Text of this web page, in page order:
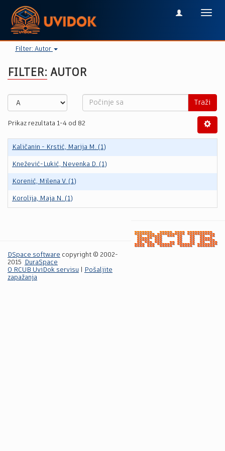
Filter: Autor
FILTER: AUTOR
Traži
Prikaz rezultata 1-4 od 82
Kaličanin - Krstić, Marija M. (1)
Knežević-Lukić, Nevenka D. (1)
Korenić, Milena V. (1)
Korolija, Maja N. (1)
DSpace software copyright © 2002-
2015
DuraSpace
O RCUB UviDok servisu
Pošaljite
zapažanja